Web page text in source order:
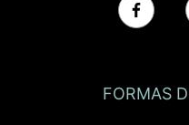
FORMAS